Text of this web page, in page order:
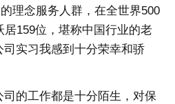
理念服务人群，在全世界500
159位，堪称中国行业的老
实习我感到十分荣幸和骄
的工作都是十分陌生，对保